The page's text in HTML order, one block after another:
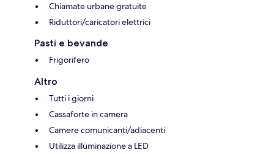
Chiamate urbane gratuite
Riduttori/caricatori elettrici
Pasti e bevande
Frigorifero
Altro
Tutti i giorni
Cassaforte in camera
Camere comunicanti/adiacenti
Utilizza illuminazione a LED